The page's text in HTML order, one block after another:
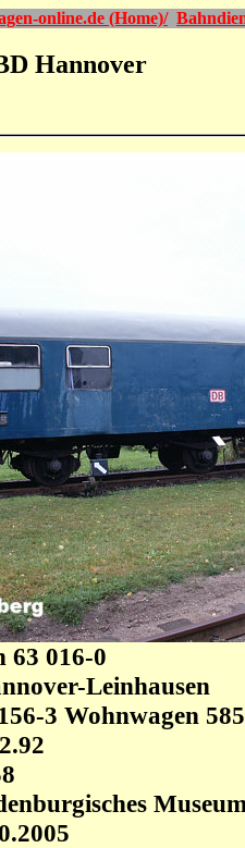
online.de (Home)/
Hannover
63 016-0
Leinhausen
3 Wohnwagen 585